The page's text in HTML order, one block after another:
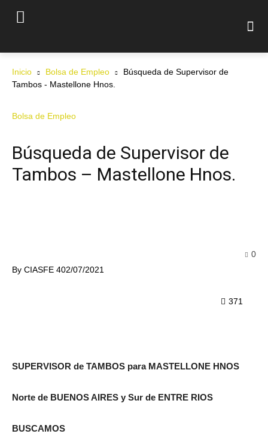
Inicio Bolsa de Empleo
Búsqueda de Supervisor de
Tambos - Mastellone Hnos.
Bolsa de Empleo
Búsqueda de Supervisor de
Tambos – Mastellone Hnos.
By CIASFE 402/07/2021
0
371
SUPERVISOR de TAMBOS para MASTELLONE HNOS
Norte de BUENOS AIRES y Sur de ENTRE RIOS
BUSCAMOS